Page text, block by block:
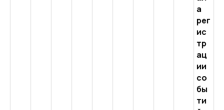
а
рег
ис
тр
ац
ии
со
бы
ти